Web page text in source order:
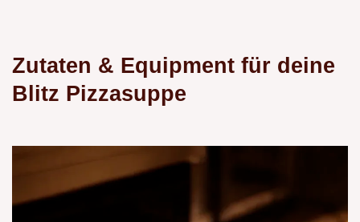
Zutaten & Equipment für deine
Blitz Pizzasuppe